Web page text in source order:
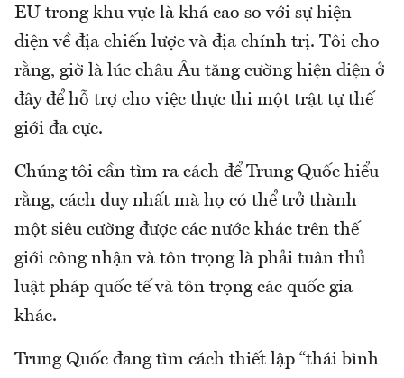
EU trong khu vực là khá cao so với sự hiện
diện về địa chiến lược và địa chính trị. Tôi cho
rằng, giờ là lúc châu Âu tăng cường hiện diện ở
đây để hỗ trợ cho việc thực thi một trật tự thế
giới đa cực.
Chúng tôi cần tìm ra cách để Trung Quốc hiểu
rằng, cách duy nhất mà họ có thể trở thành
một siêu cường được các nước khác trên thế
giới công nhận và tôn trọng là phải tuân thủ
luật pháp quốc tế và tôn trọng các quốc gia
khác.
Trung Quốc đang tìm cách thiết lập “thái bình